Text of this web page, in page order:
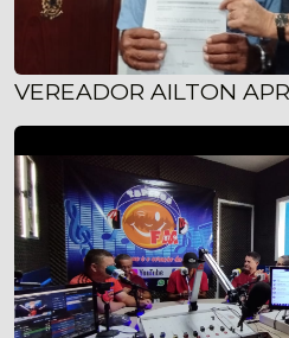
VEREADOR AILTON